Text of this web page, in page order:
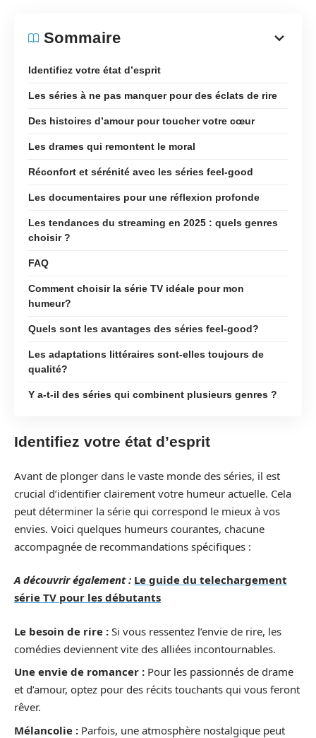
Sommaire
Identifiez votre état d’esprit
Les séries à ne pas manquer pour des éclats de rire
Des histoires d’amour pour toucher votre cœur
Les drames qui remontent le moral
Réconfort et sérénité avec les séries feel-good
Les documentaires pour une réflexion profonde
Les tendances du streaming en 2025 : quels genres
choisir ?
FAQ
Comment choisir la série TV idéale pour mon
humeur?
Quels sont les avantages des séries feel-good?
Les adaptations littéraires sont-elles toujours de
qualité?
Y a-t-il des séries qui combinent plusieurs genres ?
Identifiez votre état d’esprit
Avant de plonger dans le vaste monde des séries, il est
crucial d’identifier clairement votre humeur actuelle. Cela
peut déterminer la série qui correspond le mieux à vos
envies. Voici quelques humeurs courantes, chacune
accompagnée de recommandations spécifiques :
A découvrir également : Le guide du telechargement
série TV pour les débutants
Le besoin de rire : Si vous ressentez l’envie de rire, les
comédies deviennent vite des alliées incontournables.
Une envie de romancer : Pour les passionnés de drame
et d’amour, optez pour des récits touchants qui vous feront
rêver.
Mélancolie : Parfois, une atmosphère nostalgique peut